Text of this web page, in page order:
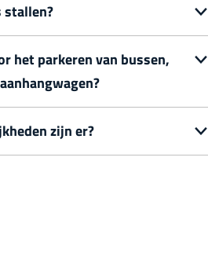
stallen?
het parkeren van bussen,
zijn er?